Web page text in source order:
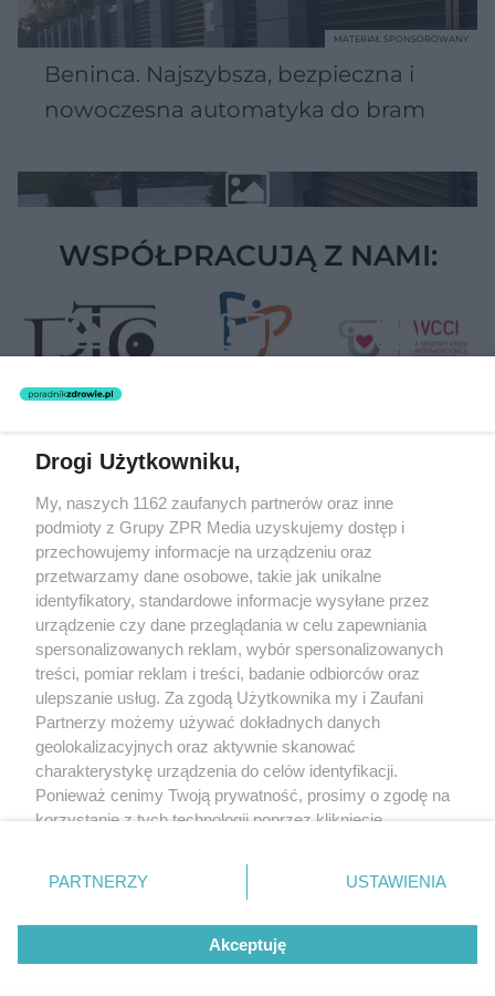
Beninca. Najszybsza, bezpieczna i
nowoczesna automatyka do bram
MATERIAŁ SPONSOROWANY
WSPÓŁPRACUJĄ Z NAMI:
rozpowszechniany lub dalej rozpowszechniany w jakikolwiek sposób
(w tym także elektroniczny lub mechaniczny) na jakimkolwiek polu
eksploatacji w jakiejkolwiek formie, włącznie z umieszczaniem w
Internecie bez pisemnej zgody właściciela praw. Jakiekolwiek użycie
lub wykorzystanie utworów w całości lub w części z naruszeniem
prawa, tzn. bez właściwej zgody, jest zabronione pod groźbą kary i
może być ścigane prawnie.
O nas
Informacje prawne
Nasze serwisy
Drogi Użytkowniku,
My, naszych 1162 zaufanych partnerów oraz inne
podmioty z Grupy ZPR Media uzyskujemy dostęp i
przechowujemy informacje na urządzeniu oraz
przetwarzamy dane osobowe, takie jak unikalne
identyfikatory, standardowe informacje wysyłane przez
urządzenie czy dane przeglądania w celu zapewniania
spersonalizowanych reklam, wybór spersonalizowanych
treści, pomiar reklam i treści, badanie odbiorców oraz
ulepszanie usług. Za zgodą Użytkownika my i Zaufani
Partnerzy możemy używać dokładnych danych
geolokalizacyjnych oraz aktywnie skanować
charakterystykę urządzenia do celów identyfikacji.
Ponieważ cenimy Twoją prywatność, prosimy o zgodę na
korzystanie z tych technologii poprzez kliknięcie
zmienić/wycofać klikając przycisk ustawień prywatności
znajdujący się w lewym dolnym rogu strony
rodzaje przetwarzania danych nie wymagają zgody
użytkownika, ale masz prawo sprzeciwić się takiemu
przetwarzaniu. Preferencje będą miały zastosowanie tylko
PARTNERZY USTAWIENIA
Akceptuję